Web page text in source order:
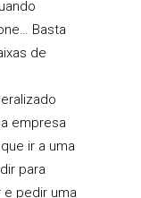
Basta
de
empresa
ir a uma
para
e pedir uma